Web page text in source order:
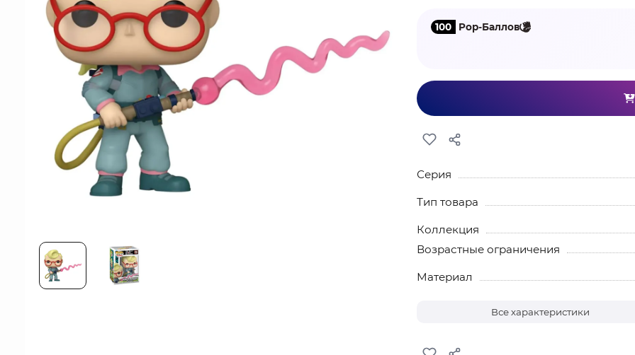
100 Pop-Баллов
Серия
Тип товара
Коллекция
Возрастные ограничения
Материал
Все характеристики